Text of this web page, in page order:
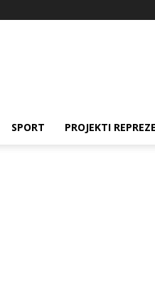
SPORT PROJEKTI